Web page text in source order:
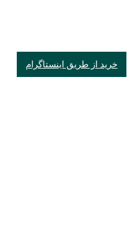
خرید از طریق اینستاگرام